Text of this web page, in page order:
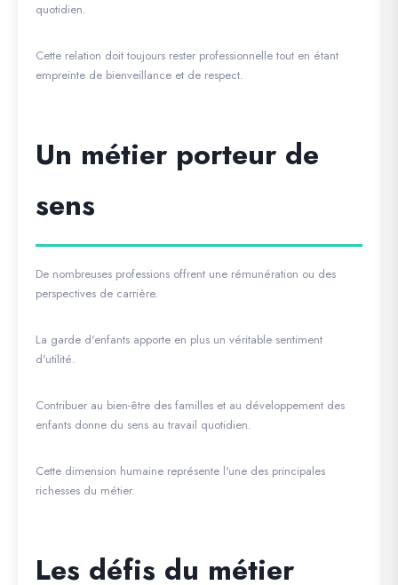
quotidien.
Cette relation doit toujours rester professionnelle tout en étant
empreinte de bienveillance et de respect.
Un métier porteur de
sens
De nombreuses professions offrent une rémunération ou des
perspectives de carrière.
La garde d'enfants apporte en plus un véritable sentiment
d'utilité.
Contribuer au bien-être des familles et au développement des
enfants donne du sens au travail quotidien.
Cette dimension humaine représente l'une des principales
richesses du métier.
Les défis du métier